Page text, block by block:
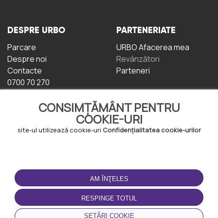
CONSIMȚĂMÂNT PENTRU
COOKIE-URI
site-ul utilizează cookie-uri Confidențialitatea cookie-urilor
AM ÎNŢELES
RESPINGE TOTUL
SETĂRI COOKIE
DESPRE URBO
Parcare
Despre noi
Contacte
0700 70 270
PARTENERIATE
URBO Afacerea mea
Revânzători
Parteneri
TERMENI DE UTILIZARE
Termeni și condiții
Politica de
Confidențialitate
Politica de cookie-uri
DESCĂRCAȚI
APLICAȚIA